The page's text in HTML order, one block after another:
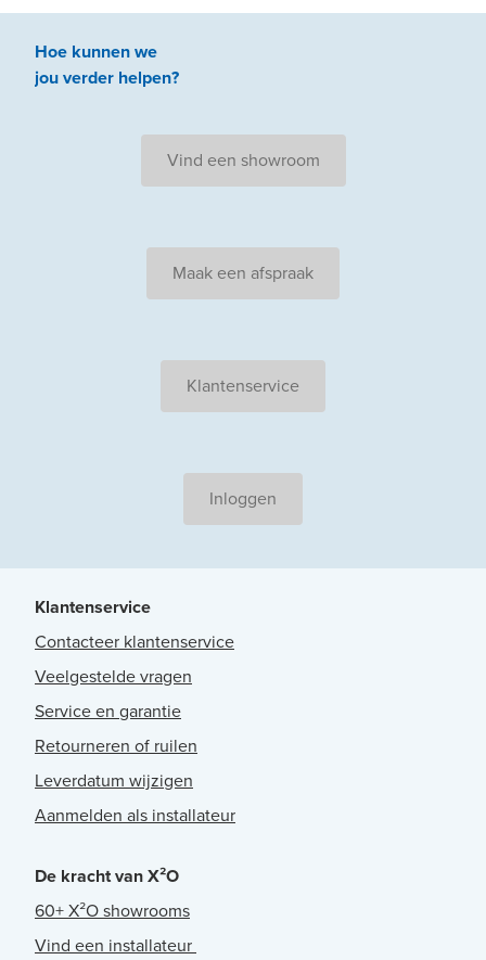
Hoe kunnen we
jouverder helpen?
Vind een showroom
Maak een afspraak
Klantenservice
Inloggen
Klantenservice
Contacteer klantenservice
Veelgestelde vragen
Service en garantie
Retourneren of ruilen
Leverdatum wijzigen
Aanmelden als installateur
De kracht van X²O
60+ X²O showrooms
Vind een installateur